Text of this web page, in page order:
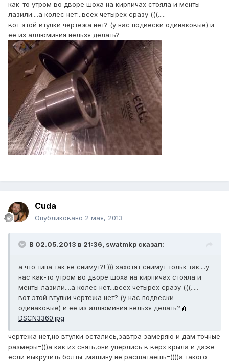
как-то утром во дворе шоха на кирпичах стояла и менты
лазили....а колес нет...всех четырех сразу (((.....
вот этой втулки чертежа нет? (у нас подвески одинаковые) и
ее из аллюминия нельзя делать?
Cuda
Опубликовано 2 мая, 2013
В 02.05.2013 в 21:36, swatmkp сказал:
а что типа так не снимут?! ))) захотят снимут тольк так....у
нас как-то утром во дворе шоха на кирпичах стояла и
менты лазили....а колес нет...всех четырех сразу (((.....
вот этой втулки чертежа нет? (у нас подвески
одинаковые) и ее из аллюминия нельзя делать?
DSCN3360.jpg
чертежа нет,но втулки остались,завтра замеряю и дам точные
размеры=)))а как их снять,они уперлись в верх крыла и даже
если выкрутить болты ,машину не расшатаешь=))))а такого